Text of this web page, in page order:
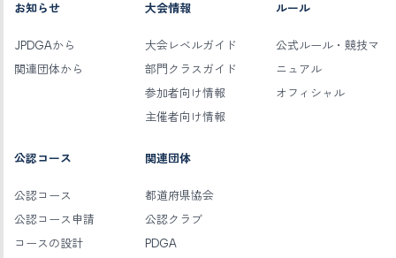
お知らせ
JPDGAから
関連団体から
大会情報
大会レベルガイド
部門クラスガイド
参加者向け情報
主催者向け情報
ルール
公式ルール・競技マ
ニュアル
オフィシャル
公認コース
公認コース
公認コース申請
コースの設計
関連団体
都道府県協会
公認クラブ
PDGA